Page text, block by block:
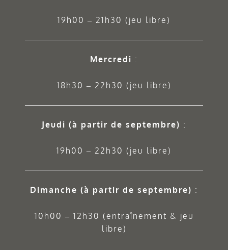
19h00 – 21h30 (jeu libre)
Mercredi :
18h30 – 22h30 (jeu libre)
Jeudi (à partir de septembre) :
19h00 – 22h30 (jeu libre)
Dimanche (à partir de septembre) :
10h00 – 12h30 (entraînement & jeu
libre)